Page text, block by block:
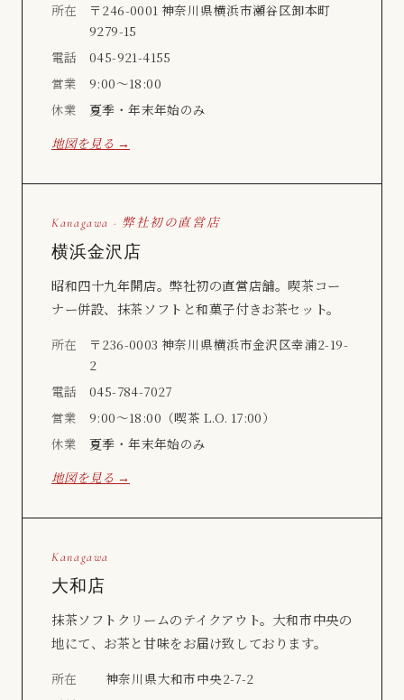
所在
〒246-0001 神奈川県横浜市瀬谷区卸本町
9279-15
電話
045-921-4155
営業
9:00〜18:00
休業
夏季・年末年始のみ
地図を見る →
Kanagawa · 弊社初の直営店
横浜金沢店
昭和四十九年開店。弊社初の直営店舗。喫茶コー
ナー併設、抹茶ソフトと和菓子付きお茶セット。
所在
〒236-0003 神奈川県横浜市金沢区幸浦2-19-
2
電話
045-784-7027
営業
9:00〜18:00（喫茶 L.O. 17:00）
休業
夏季・年末年始のみ
地図を見る →
Kanagawa
大和店
抹茶ソフトクリームのテイクアウト。大和市中央の
地にて、お茶と甘味をお届け致しております。
所在
神奈川県大和市中央2-7-2